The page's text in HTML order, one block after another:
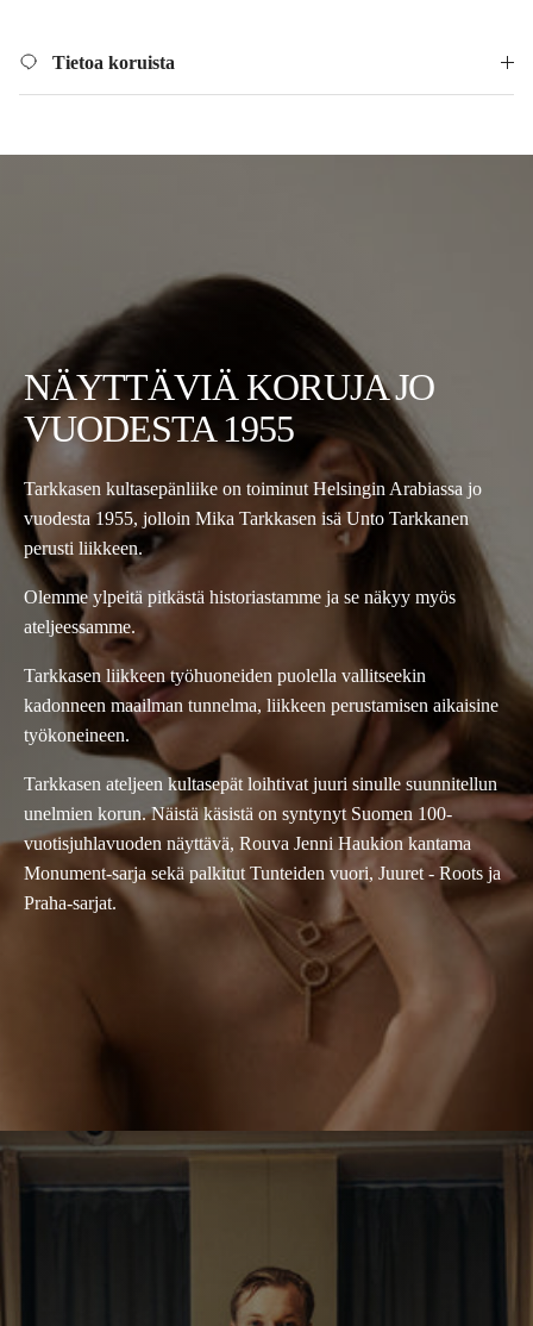
Tietoa koruista
NÄYTTÄVIÄ KORUJA JO
VUODESTA 1955
Tarkkasen kultasepänliike on toiminut Helsingin Arabiassa jo
vuodesta 1955, jolloin Mika Tarkkasen isä Unto Tarkkanen
perusti liikkeen.
Olemme ylpeitä pitkästä historiastamme ja se näkyy myös
ateljeessamme.
Tarkkasen liikkeen työhuoneiden puolella vallitseekin
kadonneen maailman tunnelma, liikkeen perustamisen aikaisine
työkoneineen.
Tarkkasen ateljeen kultasepät loihtivat juuri sinulle suunnitellun
unelmien korun. Näistä käsistä on syntynyt Suomen 100-
vuotisjuhlavuoden näyttävä, Rouva Jenni Haukion kantama
Monument-sarja sekä palkitut Tunteiden vuori, Juuret - Roots ja
Praha-sarjat.